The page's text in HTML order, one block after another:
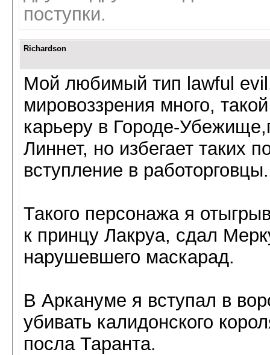
поступки.
Richardson
Мой любимый тип lawful evil.
мировоззрения много,
карьеру в Городе-
Линнет, но избегает таких
вступление в работорговцы.
Такого персонажа я
к принцу Лакруа, сдал
нарушевшего маскарад.
В Аркануме я вступал в
убивать калидонского
посла Таранта.